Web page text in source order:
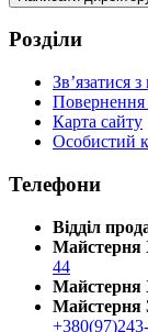
Розділи
Зв’язатися
Повернення
Карта сайту
Особистий
Телефони
Відділ
Майстерня
44
Майстерня
Майстерня